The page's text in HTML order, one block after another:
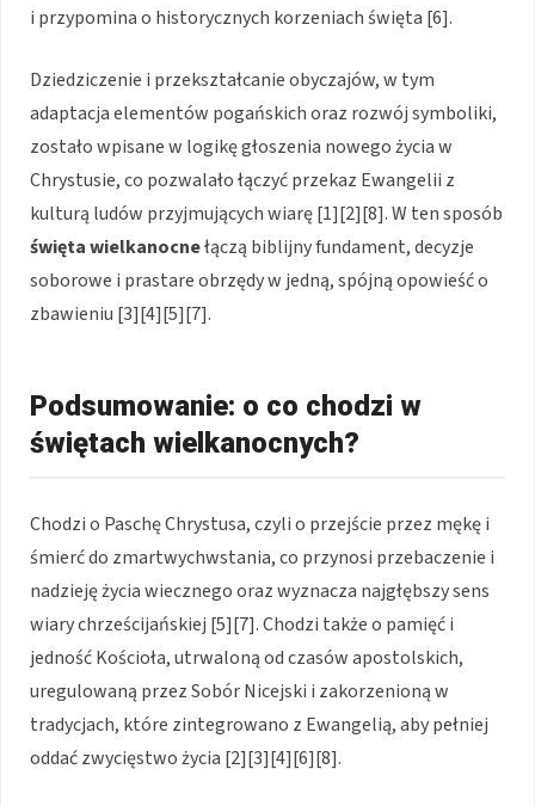
i przypomina o historycznych korzeniach święta [6].
Dziedziczenie i przekształcanie obyczajów, w tym
adaptacja elementów pogańskich oraz rozwój symboliki,
zostało wpisane w logikę głoszenia nowego życia w
Chrystusie, co pozwalało łączyć przekaz Ewangelii z
kulturą ludów przyjmujących wiarę [1][2][8]. W ten sposób
święta wielkanocnełączą biblijny fundament, decyzje
soborowe i prastare obrzędy w jedną, spójną opowieść o
zbawieniu [3][4][5][7].
Podsumowanie: o co chodzi w
świętach wielkanocnych?
Chodzi o Paschę Chrystusa, czyli o przejście przez mękę i
śmierć do zmartwychwstania, co przynosi przebaczenie i
nadzieję życia wiecznego oraz wyznacza najgłębszy sens
wiary chrześcijańskiej [5][7]. Chodzi także o pamięć i
jedność Kościoła, utrwaloną od czasów apostolskich,
uregulowaną przez Sobór Nicejski i zakorzenioną w
tradycjach, które zintegrowano z Ewangelią, aby pełniej
oddać zwycięstwo życia [2][3][4][6][8].